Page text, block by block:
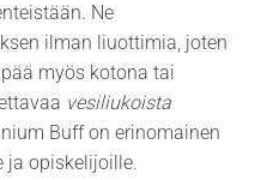
Ne
ilman liuottimia, joten
myös kotona tai
vesiliukoista
Buff on erinomainen
ja opiskelijoille.